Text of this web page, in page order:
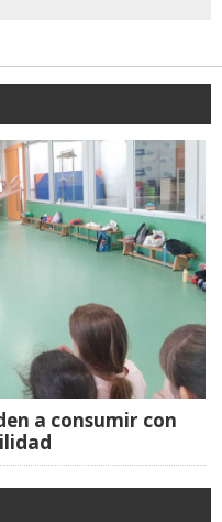
a consumir con